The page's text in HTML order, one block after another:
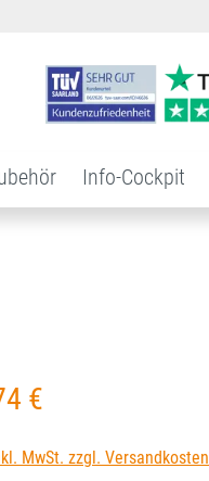
Info-Cockpit
Preis:
€
MwSt. zzgl. Versandkosten